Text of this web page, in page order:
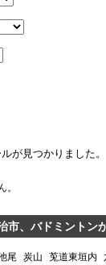
が見つかりました
。
市、バドミントン
尾 炭山 莵道東垣内